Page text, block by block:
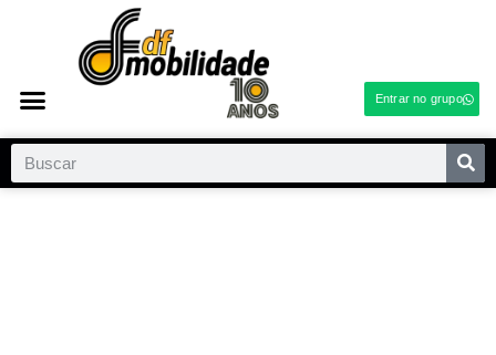
Entrar no grupo